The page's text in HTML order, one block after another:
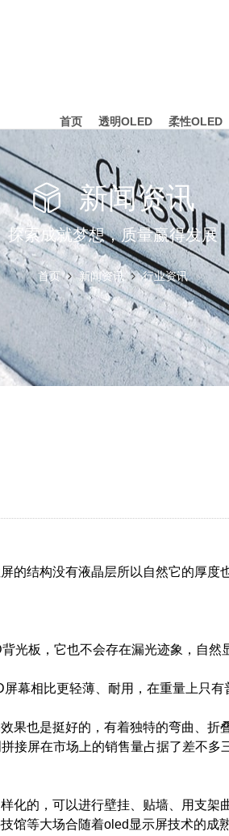
首页 透明OLED 柔性OLED
新闻资讯
探索成就梦想，质量赢得发展
首页 新闻资讯 行业资讯
的结构没有液晶层所以自然它的厚
板，它也不会存在漏光迹象，自然
幕相比更轻薄、耐用，在重量上只有
果也是挺好的，有着独特的弯曲、
接屏在市场上的销售量占据了差不多
化的，可以进行壁挂、贴墙、用支
馆等大场合随着oled显示屏技术的成熟